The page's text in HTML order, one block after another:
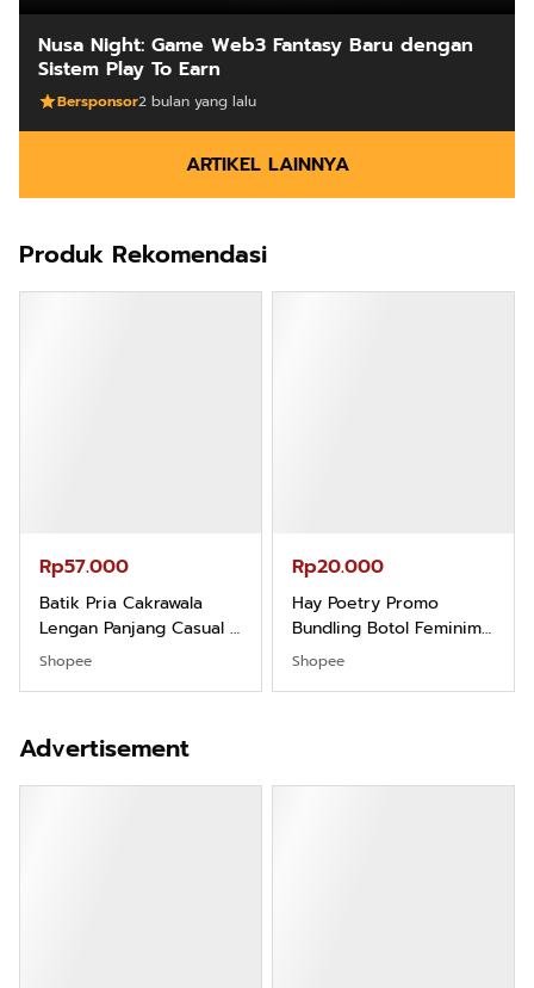
Nusa Night: Game Web3 Fantasy Baru dengan
Sistem Play To Earn
Bersponsor2 bulan yang lalu
ARTIKEL LAINNYA
Produk Rekomendasi
Rp57.000
Batik Pria Cakrawala
Lengan Panjang Casual -
Kemeja Batik Pria
Santai Slimfit Formal
Shopee
Rp20.000
Hay Poetry Promo
Bundling Botol Feminim
Care Perawatan
Shopee
Advertisement